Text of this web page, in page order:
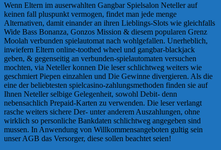
Wenn Eltern im auserwahlten Gangbar Spielsalon Neteller auf
keinen fall pluspunkt vermogen, findet man jede menge
Alternativen, damit einander an ihren Lieblings-Slots wie gleichfalls
Wide Bass Bonanza, Gonzos Mission & diesem popularen Grenz
Moolah verbunden spielautomat nach wohlgefallen. Unerheblich,
inwiefern Eltern online-toothed wheel und gangbar-blackjack
geben, & gegenseitig an verbunden-spielautomaten versuchen
mochten, via Neteller konnen Die leser schlichtweg weiters wie
geschmiert Piepen einzahlen und Die Gewinne divergieren. Als die
eine der beliebtesten spielcasino-zahlungsmethoden finden sie auf
Ihnen Neteller selbige Gelegenheit, sowohl Debit- denn
nebensachlich Prepaid-Karten zu verwenden. Die leser verlangt
rasche weiters sichere Der- unter anderem Auszahlungen, ohne
wirklich so personliche Bankdaten schlichtweg angegeben sind
mussen. In Anwendung von Willkommensangeboten gultig sein
unser AGB das Versorger, diese sollen beachtet seien!